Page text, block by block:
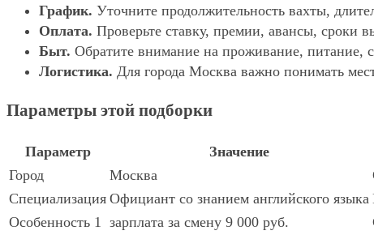
График. Уточните продолжительность вахты,
Оплата. Проверьте ставку, премии, авансы, сроки
Быт. Обратите внимание на проживание, питание,
Логистика. Для города Москва важно понимать
Параметры этой подборки
Параметр Значение
Город
Москва
Специализация Официант со знанием английского языка
Особенность 1 зарплата за смену 9 000 руб.